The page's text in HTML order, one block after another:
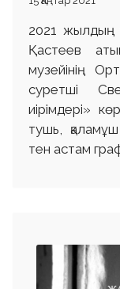
2021 жылдың
Қастеев
музейінің
суретші
иірімдері»
тушь,
тен астам